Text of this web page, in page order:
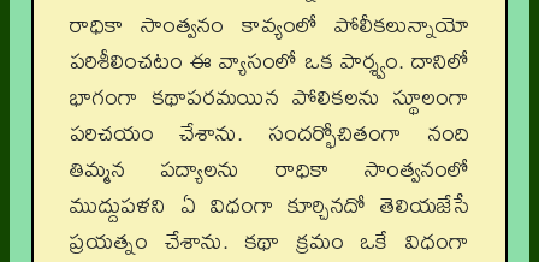
రాధికా సాంత్వనం కావ్యంలో పోలీకలున్నాయో
పరిశీలించటం ఈ వ్యాసంలో ఒక పార్శ్వం. దానిలో
భాగంగా కథాపరమయిన పోలికలను స్థూలంగా
పరిచయం చేశాను. సందర్భోచితంగా నంది
తిమ్మన పద్యాలను రాధికా సాంత్వనంలో
ముద్దుపళని ఏ విధంగా కూర్చినదో తెలియజేసే
ప్రయత్నం చేశాను. కథా క్రమం ఒకే విధంగా